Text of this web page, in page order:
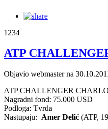
1234
ATP
Objavio webmaster na
ATP CHALLENGER
Nagradni fond: 75.000 USD
Podloga: Tvrda
Nastupaju: Amer Delić (ATP,